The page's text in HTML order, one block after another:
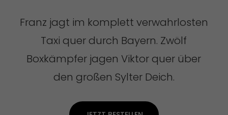
Franz jagt im komplett verwahrlosten
Taxi quer durch Bayern. Zwölf
Boxkämpfer jagen Viktor quer über
den großen Sylter Deich.